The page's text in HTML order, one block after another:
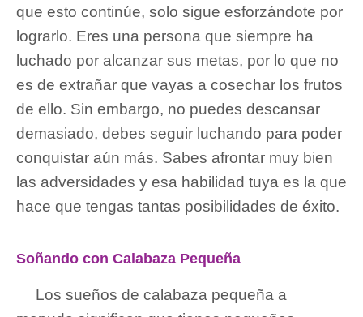
que esto continúe, solo sigue esforzándote por
lograrlo. Eres una persona que siempre ha
luchado por alcanzar sus metas, por lo que no
es de extrañar que vayas a cosechar los frutos
de ello. Sin embargo, no puedes descansar
demasiado, debes seguir luchando para poder
conquistar aún más. Sabes afrontar muy bien
las adversidades y esa habilidad tuya es la que
hace que tengas tantas posibilidades de éxito.
Soñando con Calabaza Pequeña
Los sueños de calabaza pequeña a